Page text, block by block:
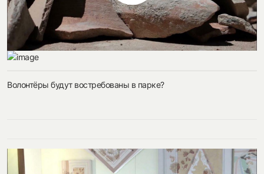
Волонтёры будут востребованы в парке?